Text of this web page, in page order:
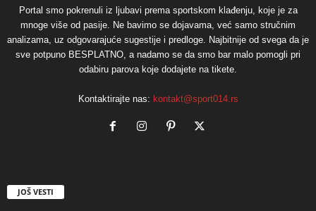
Portal smo pokrenuli iz ljubavi prema sportskom klađenju, koje je za
mnoge više od pasije. Ne bavimo se dojavama, već samo stručnim
analizama, uz odgovarajuće sugestije i predloge. Najbitnije od svega da je
sve potpuno BESPLATNO, a nadamo se da smo bar malo pomogli pri
odabiru parova koje dodajete na tikete.
Kontaktirajte nas: kontakt@sport014.rs
JOŠ VESTI